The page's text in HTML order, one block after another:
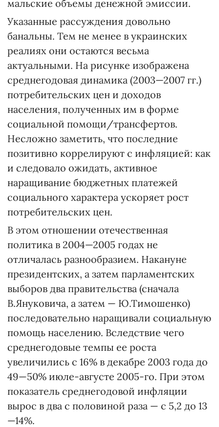
мальские объемы денежной эмиссии.
Указанные рассуждения довольно
банальны. Тем не менее в украинских
реалиях они остаются весьма
актуальными. На рисунке изображена
среднегодовая динамика (2003—2007 гг.)
потребительских цен и доходов
населения, полученных им в форме
социальной помощи/трансфертов.
Несложно заметить, что последние
позитивно коррелируют с инфляцией: как
и следовало ожидать, активное
наращивание бюджетных платежей
социального характера ускоряет рост
потребительских цен.
В этом отношении отечественная
политика в 2004—2005 годах не
отличалась разнообразием. Накануне
президентских, а затем парламентских
выборов два правительства (сначала
В.Януковича, а затем — Ю.Тимошенко)
последовательно наращивали социальную
помощь населению. Вследствие чего
среднегодовые темпы ее роста
увеличились с 16% в декабре 2003 года до
49—50% июле-августе 2005-го. При этом
показатель среднегодовой инфляции
вырос в два с половиной раза — с 5,2 до 13
—14%.